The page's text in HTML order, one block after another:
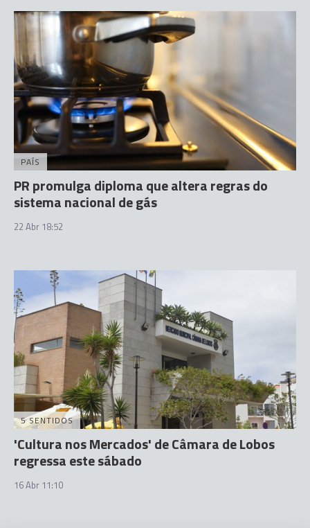
PAÍS
PR promulga diploma que altera regras do
sistema nacional de gás
22 Abr 18:52
5 SENTIDOS
'Cultura nos Mercados' de Câmara de Lobos
regressa este sábado
16 Abr 11:10